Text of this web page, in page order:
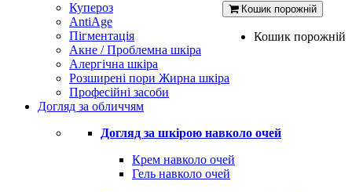
Кошик порожній
Кошик порожній
Купероз
AntiAge
Пігментація
Акне / Проблемна шкіра
Алергічна шкіра
Розширені пори Жирна шкіра
Професійні засоби
Догляд за обличчям
Догляд за шкірою навколо очей
Крем навколо очей
Гель навколо очей